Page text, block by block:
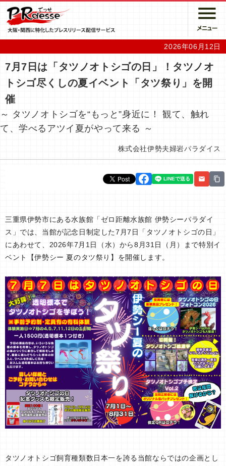
2026年06月12日
7月7日は「タツノオトシゴの日」！タツノオ
トシゴ尽くしの夏イベント「タツ祭り」を開
催
～ タツノオトシゴを“もっと”身近に！ 観て、触れ
て、学べるアツイ夏がやって来る ～
株式会社伊勢夫婦岩パラダイス
三重県伊勢市にある水族館「ゼロ距離水族館 伊勢シーパラダイ
ス」では、当館が記念日制定した7月7日「タツノオトシゴの日」
にあわせて、2026年7月1日（水）から8月31日（月）まで特別イ
ベント【伊勢シー 夏のタツ祭り】を開催します。
タツノオトシゴ飼育種類数日本一を誇る当館ならではの企画とし